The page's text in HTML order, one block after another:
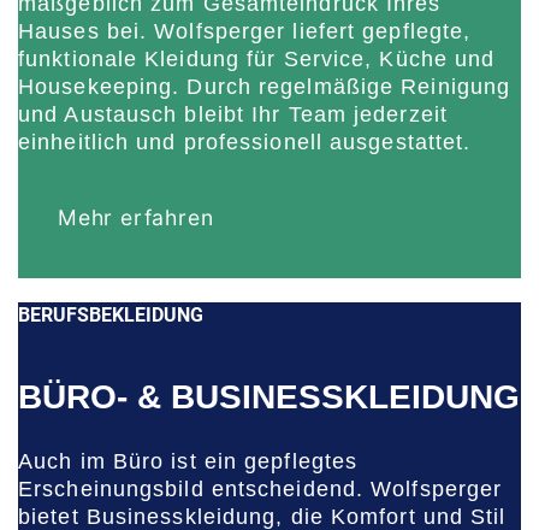
Hauses bei. Wolfsperger liefert gepflegte,
funktionale Kleidung für Service, Küche und
Housekeeping. Durch regelmäßige Reinigung
und Austausch bleibt Ihr Team jederzeit
einheitlich und professionell ausgestattet.
Mehr erfahren
BERUFSBEKLEIDUNG
BÜRO- & BUSINESSKLEIDUNG
Auch im Büro ist ein gepflegtes
Erscheinungsbild entscheidend. Wolfsperger
bietet Businesskleidung, die Komfort und Stil